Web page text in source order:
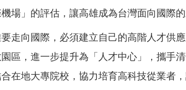
機場」的評估，讓高雄成為台灣面向國際的
走向國際，必須建立自己的高階人才供
區，進一步提升為「人才中心」，攜手
在地大專院校，協力培育高科技從業者